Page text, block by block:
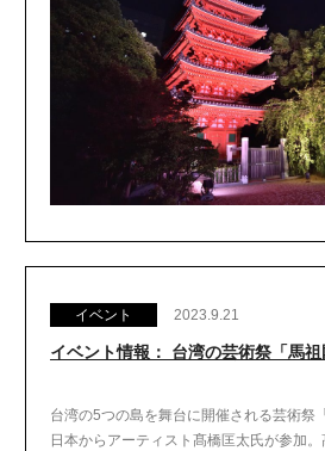
イベント 2023.9.21
イベント情報： 台湾の芸術祭「馬祖
台湾の5つの島を舞台に開催される芸術祭
日本からアーティスト髙橋匡太氏が参加